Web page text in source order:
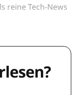
reine Tech-News